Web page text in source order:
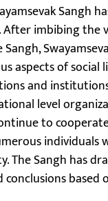
Sangh
imbibing the
aspects of social
and
level
to
individuals
The Sangh has
based